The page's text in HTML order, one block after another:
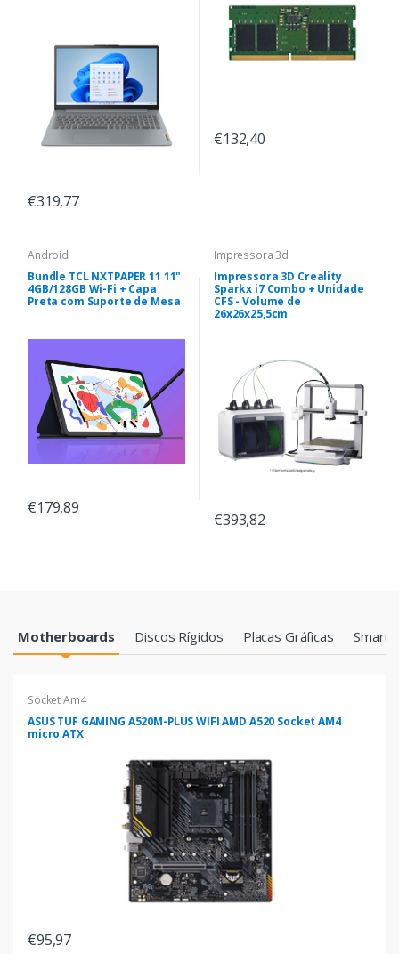
€319,77
€132,40
Android
Bundle TCL NXTPAPER 11 11"
4GB/128GB Wi-Fi + Capa
Preta com Suporte de Mesa
€179,89
Impressora 3d
Impressora 3D Creality
Sparkx i7 Combo + Unidade
CFS - Volume de
26x26x25,5cm
€393,82
Products Grid
Motherboards Discos Rígidos Placas Gráficas
Socket Am4
ASUS TUF GAMING A520M-PLUS WIFI AMD A520 Socket AM4
micro ATX
€95,97